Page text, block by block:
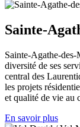
Sainte-
Sainte-Agathe-des-
diversité de ses
central des
les projets
et qualité de vie au
En savoir plus